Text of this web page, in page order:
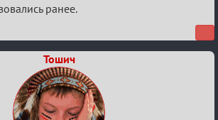
ранее.
Тошич